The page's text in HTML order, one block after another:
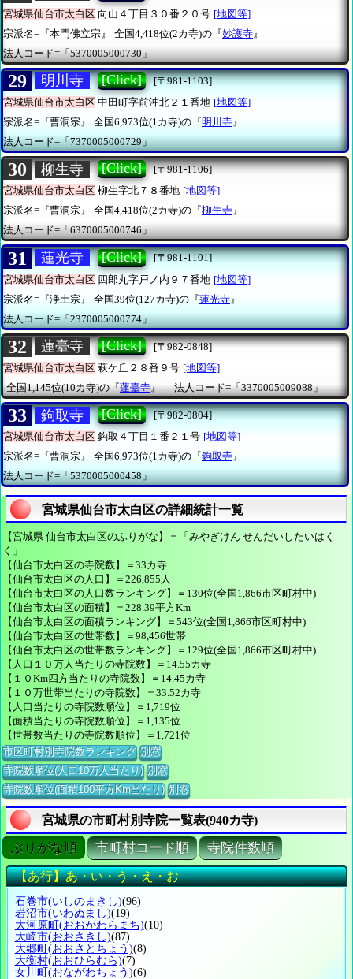
宮城県仙台市太白区 向山４丁目３０番２０号 [地図等]
宗派名=『本門佛立宗』
全国4,418位(2カ寺)の『妙護寺 』
法人コード=「5370005000730」
29 明川寺 [Click]
[〒981-1103]
宮城県仙台市太白区 中田町字前沖北２１番地 [地図等]
宗派名=『曹洞宗』
全国6,973位(1カ寺)の『明川寺 』
法人コード=「7370005000729」
30 柳生寺 [Click]
[〒981-1106]
宮城県仙台市太白区 柳生字北７８番地 [地図等]
宗派名=『曹洞宗』
全国4,418位(2カ寺)の『柳生寺』
法人コード=「6370005000746」
31 蓮光寺 [Click]
[〒981-1101]
宮城県仙台市太白区 四郎丸字戸ノ内９７番地 [地図等]
宗派名=『浄土宗』
全国39位(127カ寺)の『蓮光寺 』
法人コード=「2370005000774」
32 蓮臺寺 [Click]
[〒982-0848]
宮城県仙台市太白区 萩ケ丘２８番９号 [地図等]
全国1,145位(10カ寺)の『蓮臺寺』 法人コード=「3370005009088」
33 鉤取寺 [Click]
[〒982-0804]
宮城県仙台市太白区 鈎取４丁目１番２１号 [地図等]
宗派名=『曹洞宗』
全国6,973位(1カ寺)の『鉤取寺』
法人コード=「5370005000458」
宮城県仙台市太白区の詳細統計一覧
【宮城県 仙台市太白区のふりがな】＝「みやぎけん せんだいしたいはく
く」
【仙台市太白区の寺院数】＝33カ寺
【仙台市太白区の人口】＝226,855人
【仙台市太白区の人口数ランキング】＝130位(全国1,866市区町村中)
【仙台市太白区の面積】＝228.39平方Km
【仙台市太白区の面積ランキング】＝543位(全国1,866市区町村中)
【仙台市太白区の世帯数】＝98,456世帯
【仙台市太白区の世帯数ランキング】＝129位(全国1,866市区町村中)
【人口１０万人当たりの寺院数】＝14.55カ寺
【１０Km四方当たりの寺院数】＝14.45カ寺
【１０万世帯当たりの寺院数】＝33.52カ寺
【人口当たりの寺院数順位】＝1,719位
【面積当たりの寺院数順位】＝1,135位
【世帯数当たりの寺院数順位】＝1,721位
市区町村別寺院数ランキング 別窓
寺院数順位(人口10万人当たり) 別窓
寺院数順位(面積100平方Km当たり) 別窓
宮城県の市町村別寺院一覧表(940カ寺)
ぶりがな順 市町村コード順 寺院件数順
【あ行】あ・い・う・え・お
石巻市(いしのまきし)(96)
岩沼市(いわぬまし)(19)
大河原町 (おおがわらまち)(10)
大崎市(おおさきし)(87)
大郷町 (おおさとちょう)(8)
大衡村(おおひらむら)(7)
女川町 (おながわちょう)(6)